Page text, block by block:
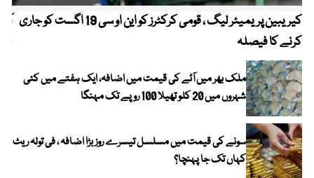
کیریبین پریمیئر لیگ ، قومی کرکٹرز کو این او سی 19 اگست کو جاری
کرنے کا فیصلہ
ملک بھر میں آٹے کی قیمت میں اضافہ، ایک ہفتے میں کئی
شہروں میں 20 کلو تھیلا 100 روپے تک مہنگا
سونے کی قیمت میں مسلسل تیسرے روز بڑا اضافہ ، فی تولہ ریٹ
کہاں تک جا پہنچا؟